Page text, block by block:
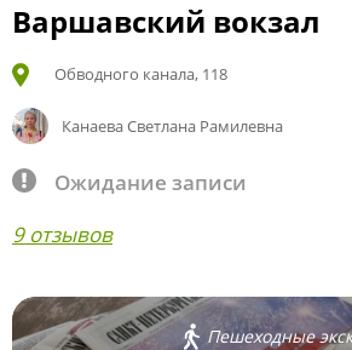
Варшавский вокзал
Обводного канала, 118
Канаева Светлана Рамилевна
Ожидание записи
9 отзывов
Пешеходные